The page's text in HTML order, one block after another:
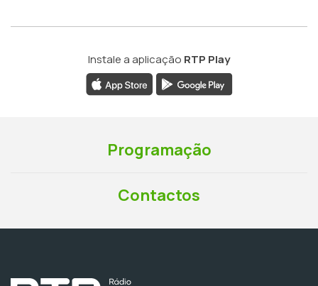
Instale a aplicação RTP Play
Programação
Contactos